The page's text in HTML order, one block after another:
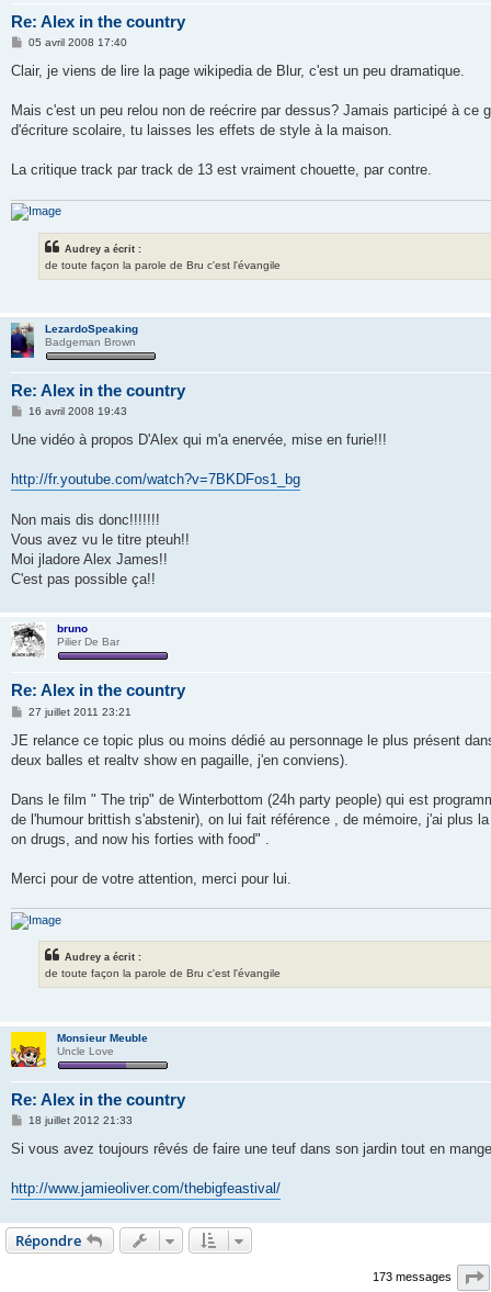
Re: Alex in the country
M
s
g
05 avril 2008 17:40
Clair, je viens de lire la page wikipedia de Blur, c'est un peu dramatique.
Mais c'est un peu relou non de reécrire par dessus? Jamais participé à
d'écriture scolaire, tu laisses les effets de style à la maison.
La critique track par track de 13 est vraiment chouette, par contre.
Audrey a écrit :
de toute façon la parole de Bru c'est l'évangile
LezardoSpeaking
Badgeman Brown
Re: Alex in the country
M
s
g
e
16 avril 2008 19:43
Une vidéo à propos D'Alex qui m'a enervée, mise en furie!!!
http://fr.youtube.com/watch?v=7BKDFos1_bg
Non mais dis donc!!!!!!!
Vous avez vu le titre pteuh!!
Moi jladore Alex James!!
C'est pas possible ça!!
bruno
Pilier De Bar
Re: Alex in the country
M
s
a
27 juillet 2011 23:21
JE relance ce topic plus ou moins dédié au personnage le plus présent
deux balles et realtv show en pagaille, j'en conviens).
Dans le film " The trip" de Winterbottom (24h party people) qui est
de l'humour brittish s'abstenir), on lui fait référence , de mémoire, j'ai plus
on drugs, and now his forties with food" .
Merci pour de votre attention, merci pour lui.
Audrey a écrit :
de toute façon la parole de Bru c'est l'évangile
Monsieur Meuble
Uncle Love
Re: Alex in the country
M
s
g
e
18 juillet 2012 21:33
Si vous avez toujours rêvés de faire une teuf dans son jardin tout en
http://www.jamieoliver.com/thebigfeastival/
Répondre
173 messages